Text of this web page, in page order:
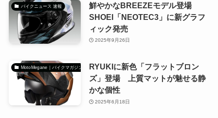
バイクニュース 速報
鮮やかなBREEZEモデル登場
SHOEI「NEOTEC3」に新グラフ
ィック発売
2025年9月26日
MotoMegane｜バイクマガジン
RYUKIに新色「フラットブロン
ズ」登場 上質マットが魅せる静
かな個性
2025年6月18日